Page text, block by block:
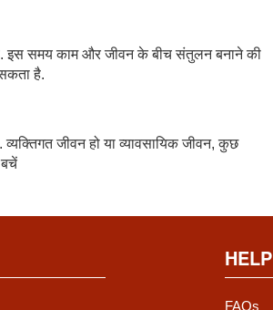
है. इस समय काम और जीवन के बीच संतुलन बनाने की
है.
जीवन हो या व्यावसायिक जीवन, कुछ
बचें
HELP
FAQs